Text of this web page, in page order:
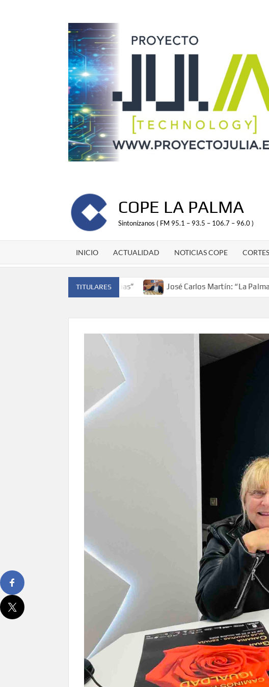
COPE LA PALMA
Sintonízanos ( FM 95.1 – 93.5 – 106.7 – 96.0 )
INICIO ACTUALIDAD NOTICIAS COPE CORTES
TITULARES
el cinturón a Canarias” José Carlos Martín: “La Palma tendrá